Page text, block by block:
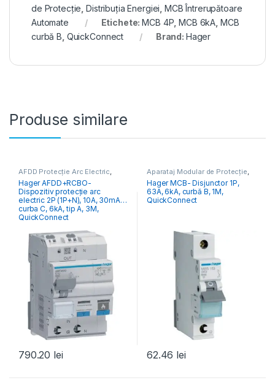
de Protecție ,Distribuția Energiei MCB Întrerupătoare
Automate
Etichete:MCB 4P ,MCB 6kA MCB
curbă B QuickConnect Brand: Hager
Produse similare
AFDD Protecție Arc Electric,
Aparataj Modular de Protecție
Distribuția Energiei
Hager AFDD+RCBO-
Dispozitiv protecție arc
electric 2P (1P+N), 10A, 30mA,
curba C, 6kA, tip A, 3M,
QuickConnect
790.20 lei
Aparataj Modular de Protecție,
Distribuția Energiei MCB
Întrerupătoare Automate
Hager MCB- Disjunctor 1P,
63A, 6kA, curbă B, 1M,
QuickConnect
62.46 lei